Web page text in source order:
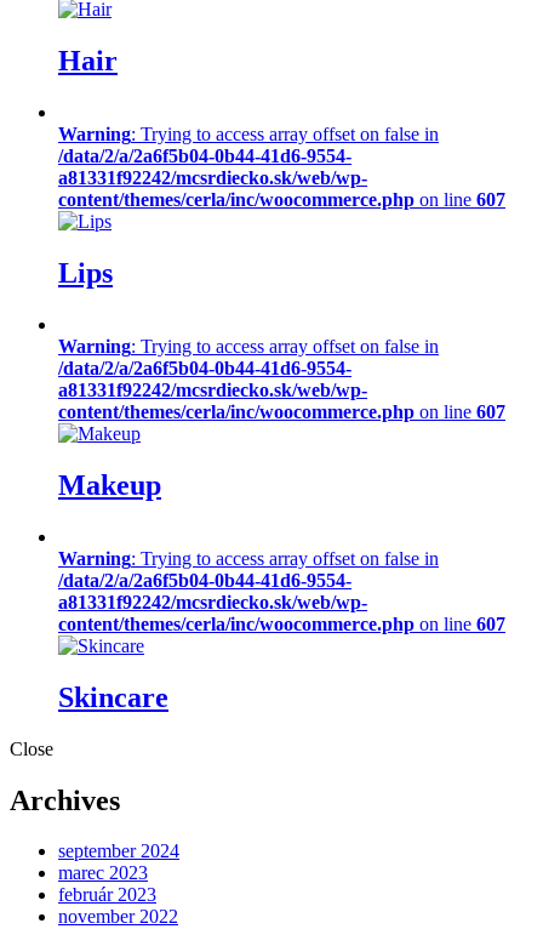
Hair
Warning: Trying to access array offset on false in
/data/2/a/2a6f5b04-0b44-41d6-9554-
a81331f92242/mcsrdiecko.sk/web/wp-
content/themes/cerla/inc/woocommerce.php on line 607
Lips
Warning: Trying to access array offset on false in
/data/2/a/2a6f5b04-0b44-41d6-9554-
a81331f92242/mcsrdiecko.sk/web/wp-
content/themes/cerla/inc/woocommerce.php on line 607
Makeup
Warning: Trying to access array offset on false in
/data/2/a/2a6f5b04-0b44-41d6-9554-
a81331f92242/mcsrdiecko.sk/web/wp-
content/themes/cerla/inc/woocommerce.php on line 607
Skincare
Close
Archives
september 2024
marec 2023
február 2023
november 2022